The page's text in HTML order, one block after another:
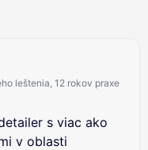
leštenia, 12 rokov praxe
s viac ako
v oblasti